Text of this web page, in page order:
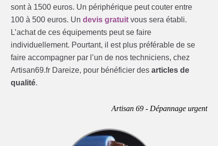
sont à 1500 euros. Un périphérique peut couter entre
100 à 500 euros. Undevis gratuit vous sera établi.
L’achat de ces équipements peut se faire
individuellement. Pourtant, il est plus préférable de se
faire accompagner par l’un de nos techniciens, chez
Artisan69.fr Dareize, pour bénéficier desarticles de
qualité.
Artisan 69 - Dépannage urgent